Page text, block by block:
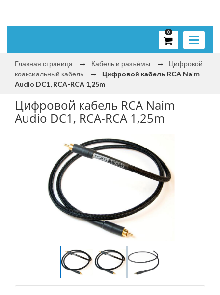
Toggle
0
Главная страница Кабель и разъёмы
Цифровой
коаксиальный кабель
Цифровой кабель RCA Naim
Audio DC1, RCA-RCA 1,25m
Цифровой кабель RCA Naim
Audio DC1, RCA-RCA 1,25m